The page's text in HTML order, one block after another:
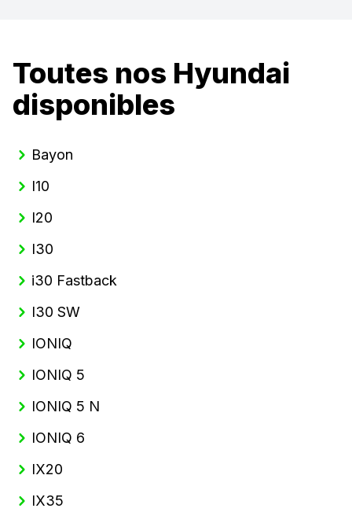
Toutes nos Hyundai
disponibles
Bayon
I10
I20
I30
i30 Fastback
I30 SW
IONIQ
IONIQ 5
IONIQ 5 N
IONIQ 6
IX20
IX35